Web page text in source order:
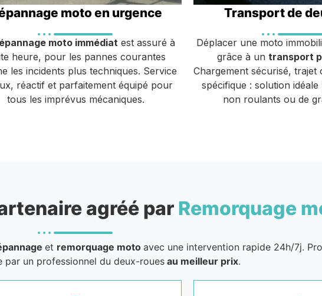
moto en urgence
moto immédiat est assuré à
heure, pour les pannes courantes
les incidents plus techniques. Service
réactif et parfaitement équipé pour
tous les imprévus mécaniques.
Transport de
Déplacer une moto
grâce à un transport
Chargement sécurisé, trajet
spécifique : solution
non roulants ou de
agréé par Remorquage
et remorquage moto avec une intervention rapide 24h/7j.
par un professionnel du deux-rouesau meilleur prix.